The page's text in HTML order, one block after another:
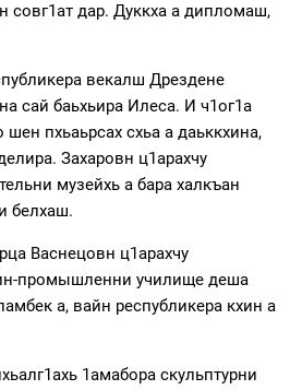
совг1ат дар. Дуккха а дипломаш,
векалш Дрездене
сай баьхьира Илеса. И ч1ог1а
шен пхьаьрсах схьа а даьккхина,
Захаровн ц1арахчу
музейхь а бара халкъан
белхаш.
Васнецовн ц1арахчу
промышленни училище деша
а, вайн республикера кхин а
1амабора скульптурни